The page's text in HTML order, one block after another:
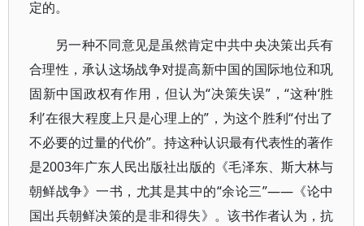
定的。
另一种不同意见是虽然肯定中共中央决策出兵有
合理性，承认这场战争对提高新中国的国际地位和巩
固新中国政权有作用，但认为“决策失误”，“这种‘胜
利’在很大程度上只是心理上的”，为这个胜利“付出了
不必要的过量的代价”。持这种认识最有代表性的著作
是2003年广东人民出版社出版的《毛泽东、斯大林与
朝鲜战争》一书，尤其是其中的“余论三”——《论中
国出兵朝鲜决策的是非和得失》。该书作者认为，抗